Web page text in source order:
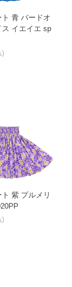
青 バードオ
ス イエイエ sp
)
紫 プルメリ
)